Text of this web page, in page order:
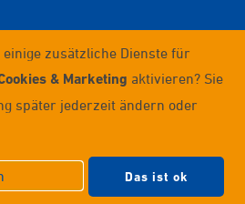
|
zusätzliche Dienste für
& Marketing aktivieren? Sie
später jederzeit ändern oder
Das ist ok